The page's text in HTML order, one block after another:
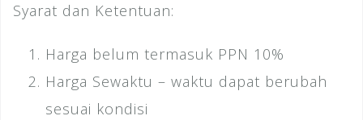
Syarat dan Ketentuan:
Harga belum termasuk PPN 10%
Harga Sewaktu – waktu dapat berubah
sesuai kondisi